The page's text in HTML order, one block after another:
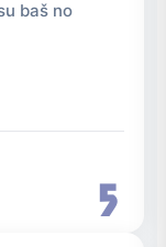
5
baš no